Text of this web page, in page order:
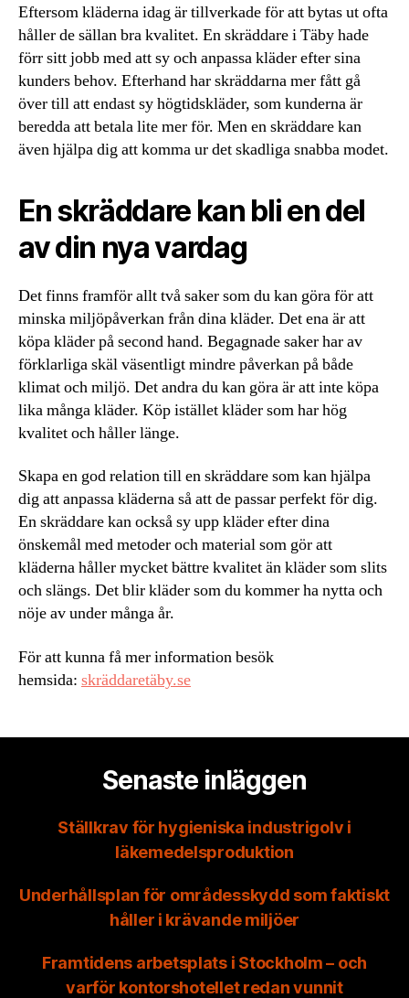
Eftersom kläderna idag är tillverkade för att bytas ut ofta
håller de sällan bra kvalitet. En skräddare i Täby hade
förr sitt jobb med att sy och anpassa kläder efter sina
kunders behov. Efterhand har skräddarna mer fått gå
över till att endast sy högtidskläder, som kunderna är
beredda att betala lite mer för. Men en skräddare kan
även hjälpa dig att komma ur det skadliga snabba modet.
En skräddare kan bli en del
av din nya vardag
Det finns framför allt två saker som du kan göra för att
minska miljöpåverkan från dina kläder. Det ena är att
köpa kläder på second hand. Begagnade saker har av
förklarliga skäl väsentligt mindre påverkan på både
klimat och miljö. Det andra du kan göra är att inte köpa
lika många kläder. Köp istället kläder som har hög
kvalitet och håller länge.
Skapa en god relation till en skräddare som kan hjälpa
dig att anpassa kläderna så att de passar perfekt för dig.
En skräddare kan också sy upp kläder efter dina
önskemål med metoder och material som gör att
kläderna håller mycket bättre kvalitet än kläder som slits
och slängs. Det blir kläder som du kommer ha nytta och
nöje av under många år.
För att kunna få mer information besök
hemsida: skräddaretäby.se
Senaste inläggen
Ställkrav för hygieniska industrigolv i
läkemedelsproduktion
Underhållsplan för områdesskydd som faktiskt
håller i krävande miljöer
Framtidens arbetsplats i Stockholm – och
varför kontorshotellet redan vunnit